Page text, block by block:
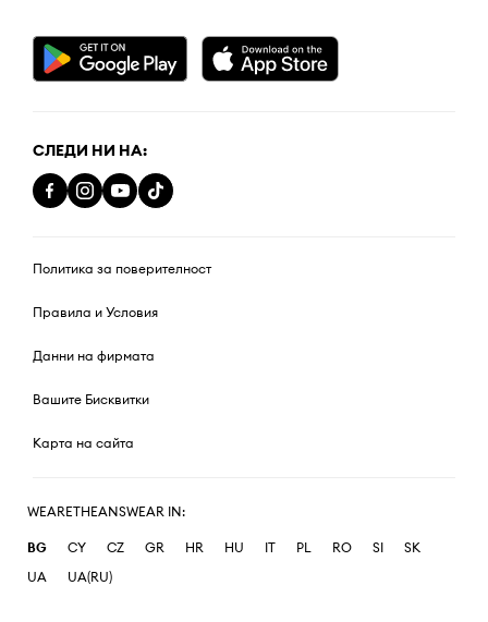
СЛЕДИ НИ НА:
Политика за поверителност
Правила и Условия
Данни на фирмата
Вашите Бисквитки
Карта на сайта
WEARETHEANSWEAR IN:
BG CY CZ GR HR HU IT PL RO SI
SK
UA
UA(RU)